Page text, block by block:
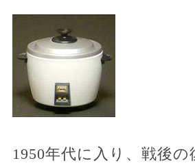
1950年代に入り、戦後の